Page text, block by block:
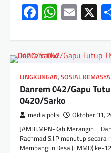
FacebookX
LINGKUNGAN, SOSIAL
Danrem 042/Gapu
0420/Sarko
media polisi Oktober 31,
JAMBI.MPN-Kab.Merangin _
Rachmad S.I.P menutup secara
Membangun Desa (TMMD) ke-